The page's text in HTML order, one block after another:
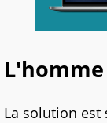
La solution est